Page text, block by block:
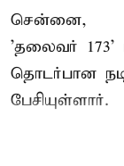
சென்னை,
'தலைவர் 173'
தொடர்பான
பேசியுள்ளார்.